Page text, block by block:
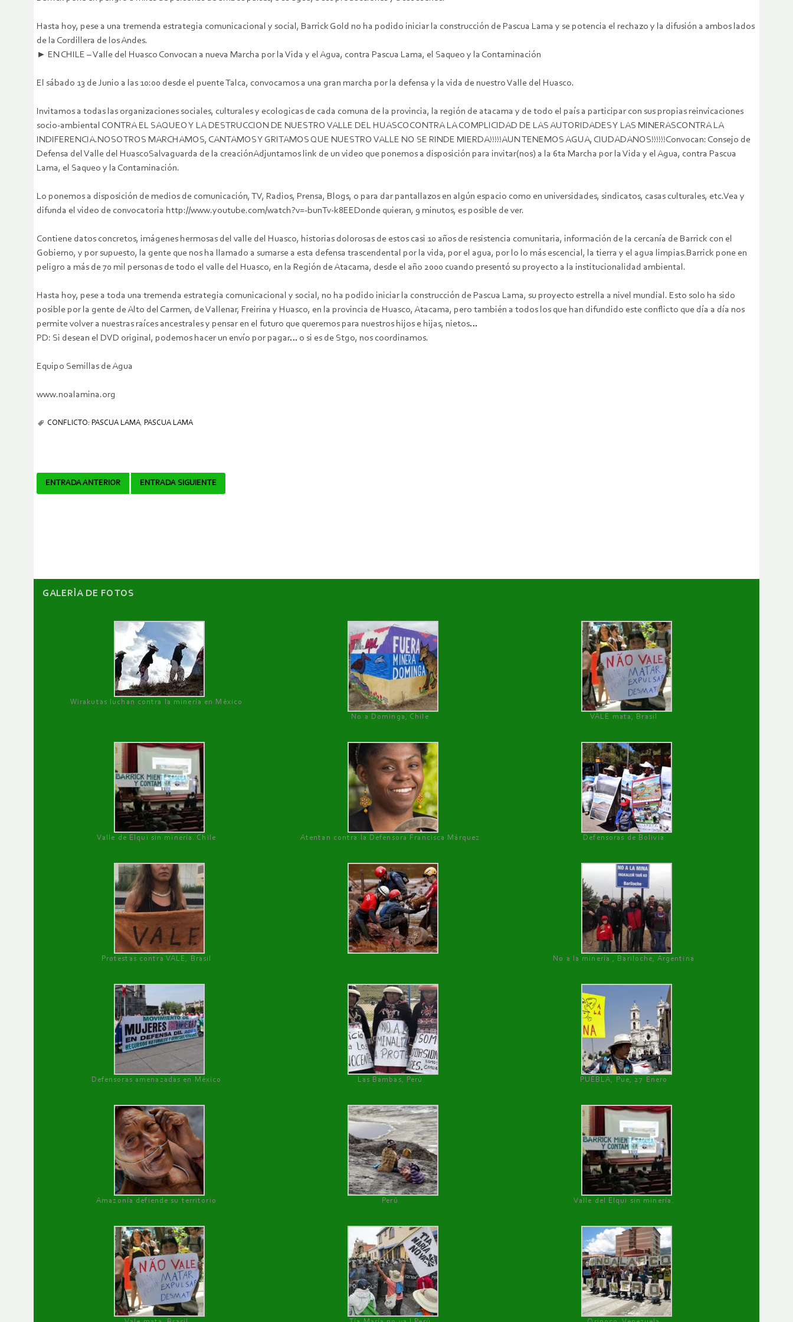
Hasta hoy, pese a una tremenda estrategia comunicacional y social, Barrick Gold no ha podido iniciar la construcción de Pascua Lama y se potencia el rechazo y la difusión a ambos lados
de la Cordillera de los Andes.
► EN CHILE – Valle del Huasco Convocan a nueva Marcha por la Vida y el Agua, contra Pascua Lama, el Saqueo y la Contaminación
El sábado 13 de Junio a las 10:00 desde el puente Talca, convocamos a una gran marcha por la defensa y la vida de nuestro Valle del Huasco.
Invitamos a todas las organizaciones sociales, culturales y ecologicas de cada comuna de la provincia, la región de atacama y de todo el país a participar con sus propias reinvicaciones
socio-ambiental CONTRA EL SAQUEO Y LA DESTRUCCION DE NUESTRO VALLE DEL HUASCOCONTRA LA COMPLICIDAD DE LAS AUTORIDADES Y LAS MINERASCONTRA LA
INDIFERENCIA.NOSOTROS MARCHAMOS, CANTAMOS Y GRITAMOS QUE NUESTRO VALLE NO SE RINDE MIERDA!!!!!AUN TENEMOS AGUA, CIUDADANOS!!!!!!Convocan: Consejo de
Defensa del Valle del HuascoSalvaguarda de la creaciónAdjuntamos link de un video que ponemos a disposición para invitar(nos) a la 6ta Marcha por la Vida y el Agua, contra Pascua
Lama, el Saqueo y la Contaminación.
Lo ponemos a disposición de medios de comunicación, TV, Radios, Prensa, Blogs, o para dar pantallazos en algún espacio como en universidades, sindicatos, casas culturales, etc.Vea y
difunda el video de convocatoria http://www.youtube.com/watch?v=-bunTv-k8EEDonde quieran, 9 minutos, es posible de ver.
Contiene datos concretos, imágenes hermosas del valle del Huasco, historias dolorosas de estos casi 10 años de resistencia comunitaria, información de la cercanía de Barrick con el
Gobierno, y por supuesto, la gente que nos ha llamado a sumarse a esta defensa trascendental por la vida, por el agua, por lo lo más escencial, la tierra y el agua limpias.Barrick pone en
peligro a más de 70 mil personas de todo el valle del Huasco, en la Región de Atacama, desde el año 2000 cuando presentó su proyecto a la institucionalidad ambiental.
Hasta hoy, pese a toda una tremenda estrategia comunicacional y social, no ha podido iniciar la construcción de Pascua Lama, su proyecto estrella a nivel mundial. Esto solo ha sido
posible por la gente de Alto del Carmen, de Vallenar, Freirina y Huasco, en la provincia de Huasco, Atacama, pero también a todos los que han difundido este conflicto que día a día nos
permite volver a nuestras raíces ancestrales y pensar en el futuro que queremos para nuestros hijos e hijas, nietos…
PD: Si desean el DVD original, podemos hacer un envío por pagar… o si es de Stgo, nos coordinamos.
Equipo Semillas de Agua
www.noalamina.org
CONFLICTO: PASCUA LAMA, PASCUA LAMA
Navegador
ENTRADA ANTERIOR ENTRADA SIGUIENTE
GALERÌA DE FOTOS
Wirakutas luchan contra la minería en México
No a Dominga, Chile
VALE mata, Brasil
Valle de Elqui sin minería. Chile Atentan contra la Defensora Francisca Márquez Defensoras de Bolivia
Protestas contra VALE, Brasil No a la minería , Bariloche, Argentina
Defensoras amenazadas en México Las Bambas, Perú PUEBLA, Pue, 27 Enero
Amazonía defiende su territorio Perú Valle del Elqui sin minería.